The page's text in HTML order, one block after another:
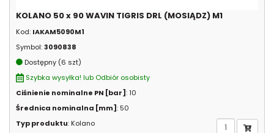
KOLANO 50 x 90 WAVIN TIGRIS DRL (MOSIĄDZ) M1
Kod: IAKAM5090M1
Symbol:3090838
Dostępny (6 szt)
Szybka wysyłka! lub Odbiór osobisty
Ciśnienie nominalne PN [bar]: 10
Średnica nominalna [mm]: 50
Typ produktu: Kolano